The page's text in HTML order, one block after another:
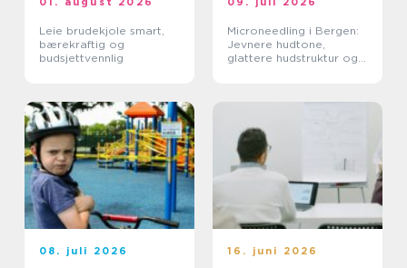
Leie brudekjole smart,
bærekraftig og
budsjettvennlig
Microneedling i Bergen:
Jevnere hudtone,
glattere hudstruktur og
08. juli 2026 16. juni 2026